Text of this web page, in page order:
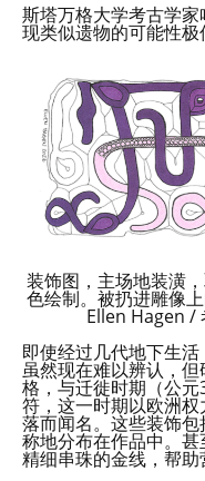
斯塔万格大学考古学家
现类似遗物的可能性
装饰图，主场地装潢
色绘制。被扔进雕像
Ellen Hagen /
即使经过几代地下生活
虽然现在难以辨认，
格，与迁徙时期（公
符，这一时期以欧洲
落而闻名。这些装饰
称地分布在作品中。
精细串珠的金线，帮助